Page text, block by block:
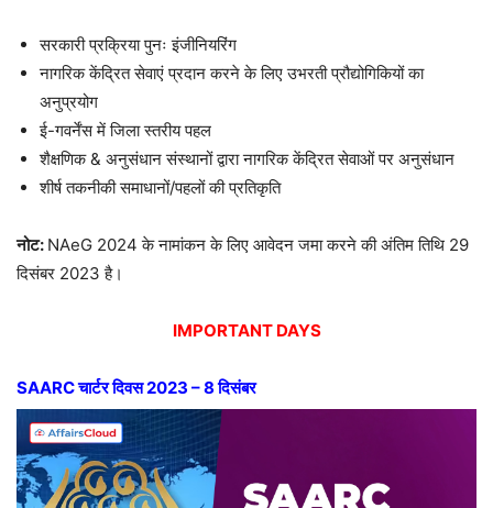
सरकारी प्रक्रिया पुनः इंजीनियरिंग
नागरिक केंद्रित सेवाएं प्रदान करने के लिए उभरती प्रौद्योगिकियों का
अनुप्रयोग
ई-गवर्नेंस में जिला स्तरीय पहल
शैक्षणिक & अनुसंधान संस्थानों द्वारा नागरिक केंद्रित सेवाओं पर अनुसंधान
शीर्ष तकनीकी समाधानों/पहलों की प्रतिकृति
नोट: NAeG 2024 के नामांकन के लिए आवेदन जमा करने की अंतिम तिथि 29
दिसंबर 2023 है।
IMPORTANT DAYS
SAARCचार्टरदिवस2023 – 8दिसंबर